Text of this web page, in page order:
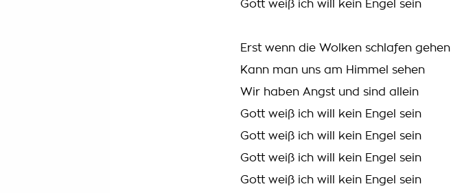
Gott weiß ich will kein Engel sein
Erst wenn die Wolken schlafen gehen
Kann man uns am Himmel sehen
Wir haben Angst und sind allein
Gott weiß ich will kein Engel sein
Gott weiß ich will kein Engel sein
Gott weiß ich will kein Engel sein
Gott weiß ich will kein Engel sein